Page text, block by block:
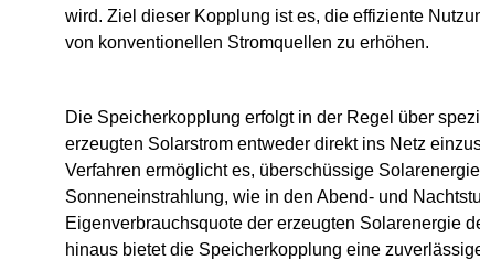
wird. Ziel dieser Kopplung ist es, die effiziente
von konventionellen Stromquellen zu erhöhen.
Die Speicherkopplung erfolgt in der Regel über
erzeugten Solarstrom entweder direkt ins Netz
Verfahren ermöglicht es, überschüssige
Sonneneinstrahlung, wie in den Abend- und
Eigenverbrauchsquote der erzeugten Solarenergie
hinaus bietet die Speicherkopplung eine